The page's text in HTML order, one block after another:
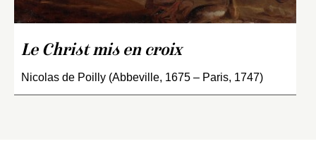
Le Christ mis en croix
Nicolas de Poilly (Abbeville, 1675 – Paris, 1747)